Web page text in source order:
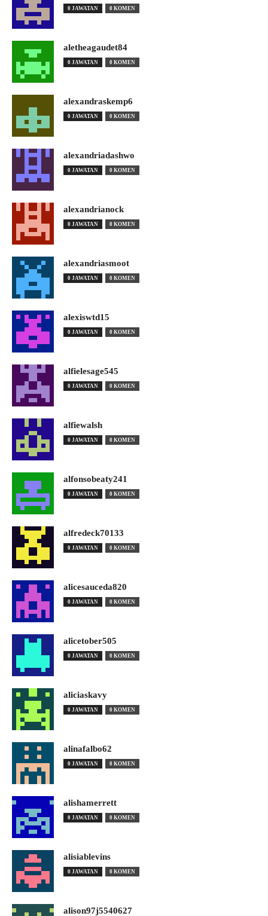
0 JAWATAN 0 KOMEN
aletheagaudet84
0 JAWATAN 0 KOMEN
alexandraskemp6
0 JAWATAN 0 KOMEN
alexandriadashwo
0 JAWATAN 0 KOMEN
alexandrianock
0 JAWATAN 0 KOMEN
alexandriasmoot
0 JAWATAN 0 KOMEN
alexiswtd15
0 JAWATAN 0 KOMEN
alfielesage545
0 JAWATAN 0 KOMEN
alfiewalsh
0 JAWATAN 0 KOMEN
alfonsobeaty241
0 JAWATAN 0 KOMEN
alfredeck70133
0 JAWATAN 0 KOMEN
alicesauceda820
0 JAWATAN 0 KOMEN
alicetober505
0 JAWATAN 0 KOMEN
aliciaskavy
0 JAWATAN 0 KOMEN
alinafalbo62
0 JAWATAN 0 KOMEN
alishamerrett
0 JAWATAN 0 KOMEN
alisiablevins
0 JAWATAN 0 KOMEN
alison97j5540627